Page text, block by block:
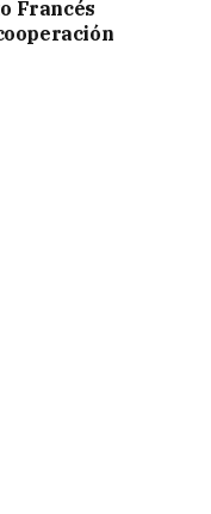
Francés